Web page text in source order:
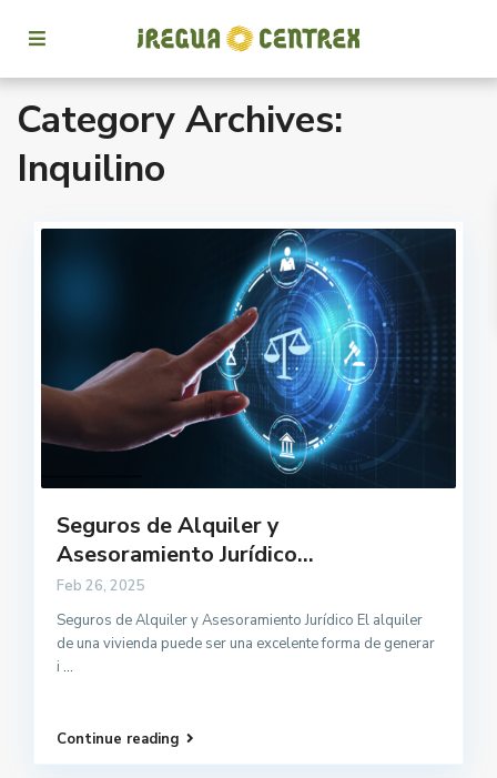
Category Archives:
Inquilino
Seguros de Alquiler y
Asesoramiento Jurídico...
Feb 26, 2025
Seguros de Alquiler y Asesoramiento Jurídico El alquiler
de una vivienda puede ser una excelente forma de generar
i...
Continue reading